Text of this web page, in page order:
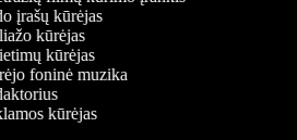
įrašų kūrėjas
kūrėjas
kūrėjas
foninė muzika
kūrėjas